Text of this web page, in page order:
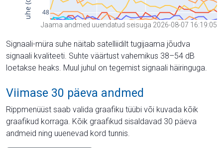
Jaama andmed uuendatud seisuga 2026-08-07 16:19:05
Signaali-müra suhe näitab satelliidilt tugijaama jõudva
signaali kvaliteeti. Suhte väärtust vahemikus 38–54 dB
loetakse heaks. Muul juhul on tegemist signaali häiringuga.
Viimase 30 päeva andmed
Rippmenüüst saab valida graafiku tüübi või kuvada kõik
graafikud korraga. Kõik graafikud sisaldavad 30 päeva
andmeid ning uuenevad kord tunnis.